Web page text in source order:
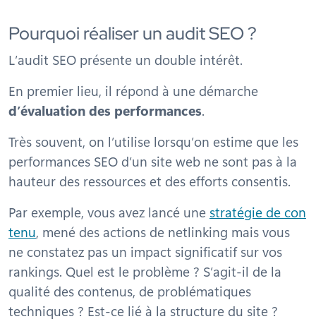
Pourquoi réaliser un audit SEO ?
L’audit SEO présente un double intérêt.
En premier lieu, il répond à une démarche
d’évaluation des performances.
Très souvent, on l’utilise lorsqu’on estime que les
performances SEO d’un site web ne sont pas à la
hauteur des ressources et des efforts consentis.
Par exemple, vous avez lancé une stratégie de con
tenu, mené des actions de netlinking mais vous
ne constatez pas un impact significatif sur vos
rankings. Quel est le problème ? S’agit-il de la
qualité des contenus, de problématiques
techniques ? Est-ce lié à la structure du site ?